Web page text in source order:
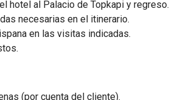
hotel al Palacio de Topkapi y regreso.
necesarias en el itinerario.
en las visitas indicadas.
(por cuenta del cliente).